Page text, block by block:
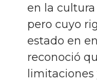
en la
pero cuyo
estado en
reconoció
limitaciones